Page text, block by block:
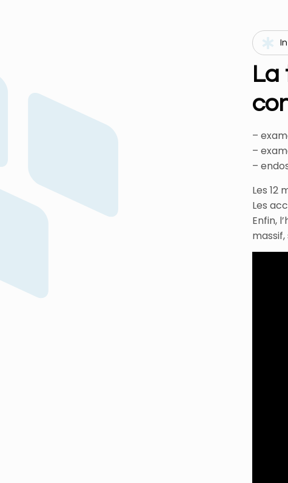
La
–
–
–
Les 12
Les
Enfin,